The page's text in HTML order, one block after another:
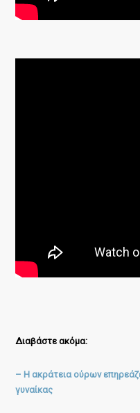
Διαβάστε ακόμα:
– Η ακράτεια ούρων
γυναίκας